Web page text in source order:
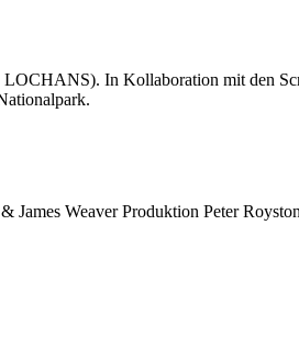
In Kollaboration mit den
James Weaver Produktion Peter Royston